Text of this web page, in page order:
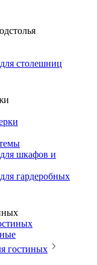
столешниц
шкафов и
гардеробных
гостиных